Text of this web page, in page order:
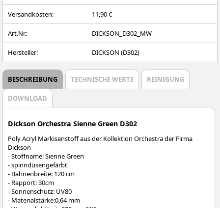
Versandkosten: 11,90 €
Art.Nr.: DICKSON_D302_MW
Hersteller: DICKSON (D302)
BESCHREIBUNG TECHNISCHE WERTE REINIGUNG
DOWNLOAD
Dickson Orchestra Sienne Green D302
Poly Acryl Markisenstoff aus der Kollektion Orchestra der Firma
Dickson
- Stoffname: Sienne Green
- spinndüsengefärbt
- Bahnenbreite: 120 cm
- Rapport: 30cm
- Sonnenschutz: UV80
- Materialstärke:0,64 mm